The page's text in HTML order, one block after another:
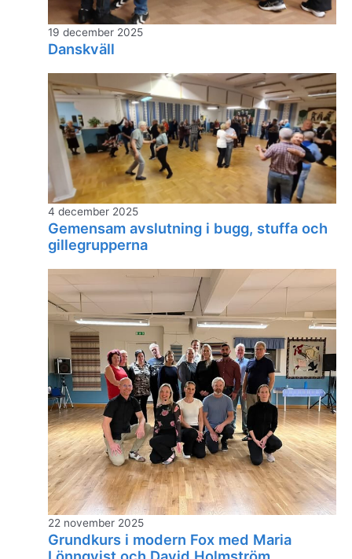
19 december 2025
Danskväll
4 december 2025
Gemensam avslutning i bugg, stuffa och
gillegrupperna
22 november 2025
Grundkurs i modern Fox med Maria